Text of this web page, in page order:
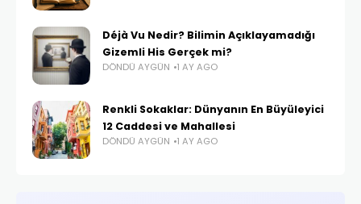
Déjà Vu Nedir? Bilimin Açıklayamadığı
Gizemli His Gerçek mi?
DÖNDÜ AYGÜN 1 AY AGO
Renkli Sokaklar: Dünyanın En Büyüleyici
12 Caddesi ve Mahallesi
DÖNDÜ AYGÜN 1 AY AGO